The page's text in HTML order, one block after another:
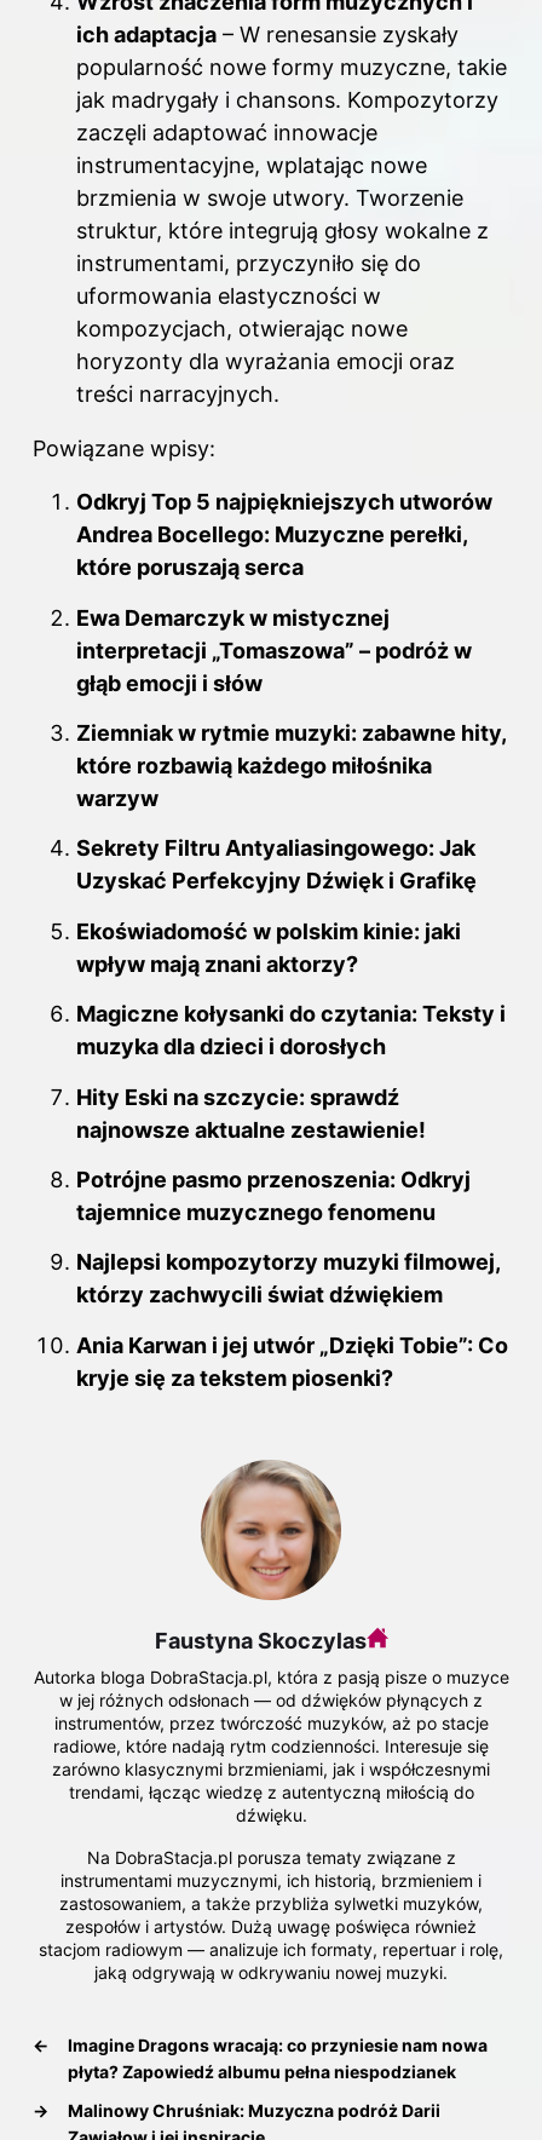
ich adaptacja – W renesansie zyskały
popularność nowe formy muzyczne, takie
jak madrygały i chansons. Kompozytorzy
zaczęli adaptować innowacje
instrumentacyjne, wplatając nowe
brzmienia w swoje utwory. Tworzenie
struktur, które integrują głosy wokalne z
instrumentami, przyczyniło się do
uformowania elastyczności w
kompozycjach, otwierając nowe
horyzonty dla wyrażania emocji oraz
treści narracyjnych.
Powiązane wpisy:
Odkryj Top 5 najpiękniejszych utworów
Andrea Bocellego: Muzyczne perełki,
które poruszają serca
Ewa Demarczyk w mistycznej
interpretacji „Tomaszowa” – podróż w
głąb emocji i słów
Ziemniak w rytmie muzyki: zabawne hity,
które rozbawią każdego miłośnika
warzyw
Sekrety Filtru Antyaliasingowego: Jak
Uzyskać Perfekcyjny Dźwięk i Grafikę
Ekoświadomość w polskim kinie: jaki
wpływ mają znani aktorzy?
Magiczne kołysanki do czytania: Teksty i
muzyka dla dzieci i dorosłych
Hity Eski na szczycie: sprawdź
najnowsze aktualne zestawienie!
Potrójne pasmo przenoszenia: Odkryj
tajemnice muzycznego fenomenu
Najlepsi kompozytorzy muzyki filmowej,
którzy zachwycili świat dźwiękiem
Ania Karwan i jej utwór „Dzięki Tobie”: Co
kryje się za tekstem piosenki?
Faustyna Skoczylas
Autorka bloga DobraStacja.pl, która z pasją pisze o muzyce
w jej różnych odsłonach — od dźwięków płynących z
instrumentów, przez twórczość muzyków, aż po stacje
radiowe, które nadają rytm codzienności. Interesuje się
zarówno klasycznymi brzmieniami, jak i współczesnymi
trendami, łącząc wiedzę z autentyczną miłością do
dźwięku.
Na DobraStacja.pl porusza tematy związane z
instrumentami muzycznymi, ich historią, brzmieniem i
zastosowaniem, a także przybliża sylwetki muzyków,
zespołów i artystów. Dużą uwagę poświęca również
stacjom radiowym — analizuje ich formaty, repertuar i rolę,
jaką odgrywają w odkrywaniu nowej muzyki.
←
Imagine Dragons wracają: co przyniesie nam nowa
płyta? Zapowiedź albumu pełna niespodzianek
→
Malinowy Chruśniak: Muzyczna podróż Darii